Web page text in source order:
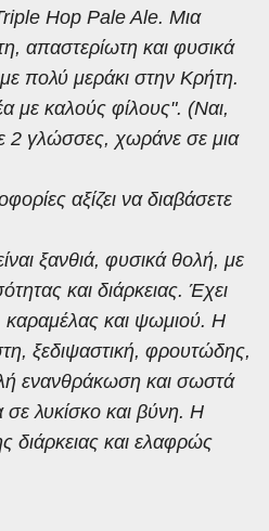
Hop Pale Ale. Μια
απαστερίωτη και φυσικά
πολύ μεράκι στην Κρήτη.
με καλούς φίλους". (Ναι,
2 γλώσσες, χωράνε σε μια
αξίζει να διαβάσετε
ξανθιά, φυσικά θολή, με
και διάρκειας. Έχει
και ψωμιού. Η
ξεδιψαστική, φρουτώδης,
ενανθράκωση και σωστά
λυκίσκο και βύνη. Η
διάρκειας και ελαφρώς